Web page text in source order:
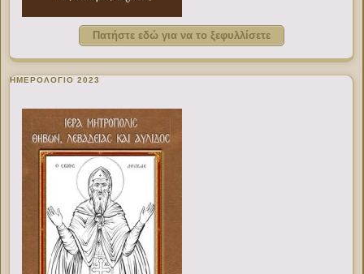
Πατήστε εδώ για να το ξεφυλλίσετε
ΗΜΕΡΟΛΟΓΙΟ 2023